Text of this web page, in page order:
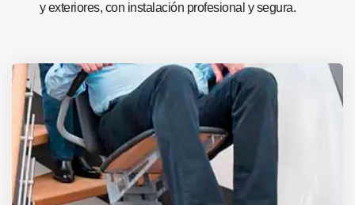
y exteriores, con instalación profesional y segura.